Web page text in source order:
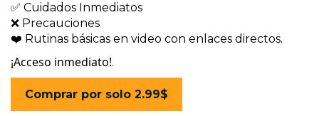
✅ Cuidados Inmediatos
❌ Precauciones
❤️ Rutinas básicas en video con enlaces directos.
¡Acceso inmediato!.
Comprar por solo 2.99$